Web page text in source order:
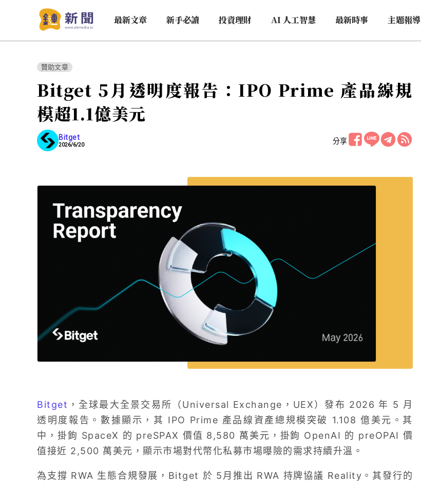
最新文章 新手必讀 投資理財 AI 人工智慧 最新時事 主題報導
贊助文章
Bitget 5月透明度報告：IPO Prime 產品線規
模超1.1億美元
Bitget
2026/6/20 分享
Bitget ， 全球最大全景交易所（Universal Exchange，UEX）發布 2026 年 5 月
透明度報告。數據顯示，其 IPO Prime 產品線資產總規模突破 1.108 億美元。其
中，掛鉤 SpaceX 的 preSPAX 價值 8,580 萬美元，掛鉤 OpenAI 的 preOPAI 價
值接近 2,500 萬美元，顯示市場對代幣化私募市場曝險的需求持續升溫。
為支撐 RWA 生態合規發展，Bitget 於 5月推出 RWA 持牌協議 Reality。其發行的